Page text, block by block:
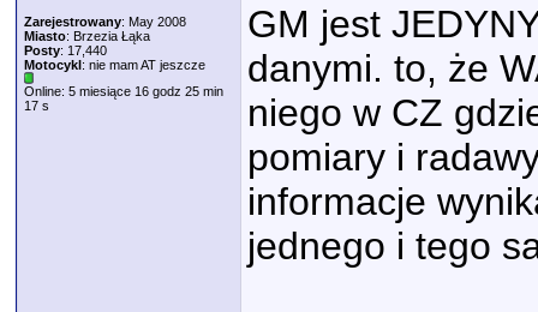
Zarejestrowany: May 2008
Miasto: Brzezia Łąka
Posty: 17,440
Motocykl: nie mam AT jeszcze
Online: 5 miesiące 16 godz 25 min
17 s
GM jest
danymi. to, że
niego w CZ
pomiary i
informacje
jednego i tego